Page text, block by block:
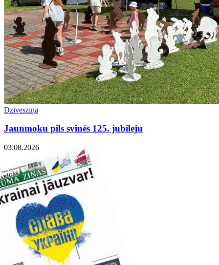
Dzīvesziņa
Jaunmoku pils svinēs 125. jubileju
03.08.2026